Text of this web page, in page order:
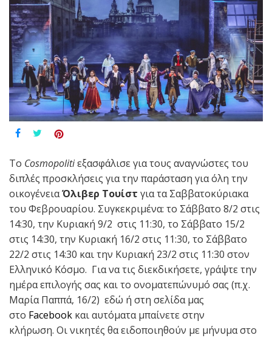
Το Cosmopolitiεξασφάλισε για τους αναγνώστες του
διπλές προσκλήσεις για την παράσταση για όλη την
οικογένειαΌλιβερ Τουίστ για τα Σαββατοκύριακα
του Φεβρουαρίου. Συγκεκριμένα: το Σάββατο 8/2 στις
14:30, την Κυριακή 9/2 στις 11:30, το Σάββατο 15/2
στις 14:30, την Κυριακή 16/2 στις 11:30, το Σάββατο
22/2 στις 14:30 και την Κυριακή 23/2 στις 11:30 στον
Ελληνικό Κόσμο. Για να τις διεκδικήσετε, γράψτε την
ημέρα επιλογής σας και το ονοματεπώνυμό σας (π.χ.
Μαρία Παππά, 16/2) εδώ ή στη σελίδα μας
στο Facebook και αυτόματα μπαίνετε στην
κλήρωση. Οι νικητές θα ειδοποιηθούν με μήνυμα στο